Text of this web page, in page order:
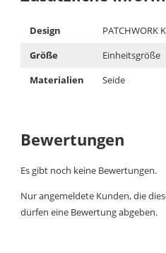
Design
PATCHWORK
Größe
Einheitsgröße
Materialien
Seide
Bewertungen
Es gibt noch keine Bewertungen.
Nur angemeldete Kunden, die
dürfen eine Bewertung abgeben.